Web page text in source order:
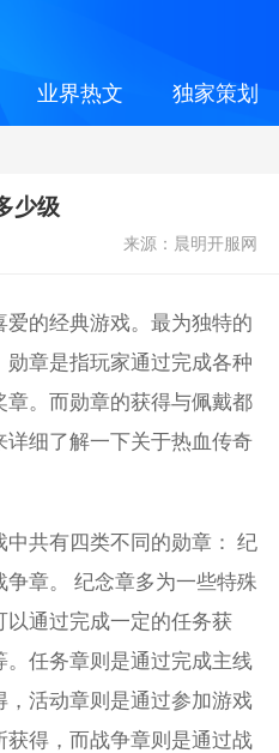
业界热文 独家策划
少级
来源：晨明开服网
的经典游戏。最为独特的
章是指玩家通过完成各种
。而勋章的获得与佩戴都
细了解一下关于热血传奇
共有四类不同的勋章： 纪
章。 纪念章多为一些特殊
通过完成一定的任务获
任务章则是通过完成主线
活动章则是通过参加游戏
得，而战争章则是通过战